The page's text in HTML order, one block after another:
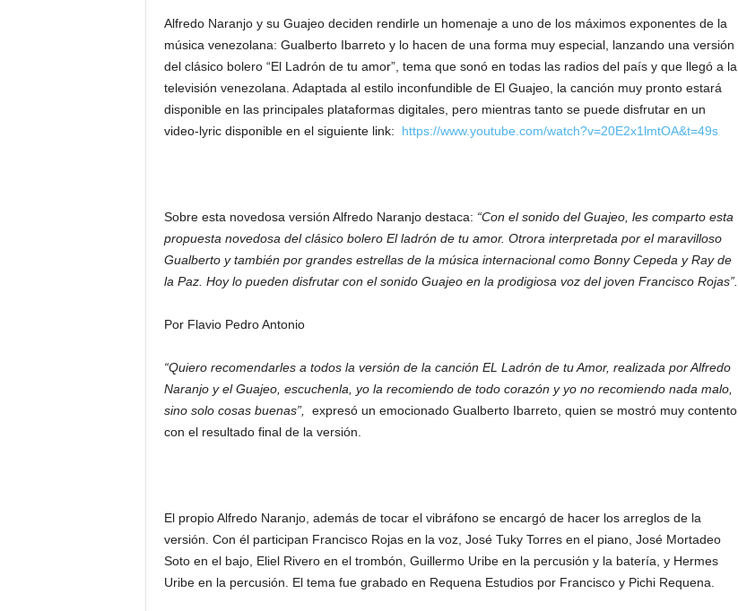
Alfredo Naranjo y su Guajeo deciden rendirle un homenaje a uno de los máximos exponentes de la
música venezolana: Gualberto Ibarreto y lo hacen de una forma muy especial, lanzando una versión
del clásico bolero “El Ladrón de tu amor”, tema que sonó en todas las radios del país y que llegó a la
televisión venezolana. Adaptada al estilo inconfundible de El Guajeo, la canción muy pronto estará
disponible en las principales plataformas digitales, pero mientras tanto se puede disfrutar en un
video-lyric disponible en el siguiente link: https://www.youtube.com/watch?v=20E2x1lmtOA&t=49s
Sobre esta novedosa versión Alfredo Naranjo destaca: “Con el sonido del Guajeo, les comparto esta
propuesta novedosa del clásico bolero El ladrón de tu amor. Otrora interpretada por el maravilloso
Gualberto y también por grandes estrellas de la música internacional como Bonny Cepeda y Ray de
la Paz. Hoy lo pueden disfrutar con el sonido Guajeo en la prodigiosa voz del joven Francisco Rojas”.
Por Flavio Pedro Antonio
“Quiero recomendarles a todos la versión de la canción EL Ladrón de tu Amor, realizada por Alfredo
Naranjo y el Guajeo, escuchenla, yo la recomiendo de todo corazón y yo no recomiendo nada malo,
sino solo cosas buenas”,
expresó un emocionado Gualberto Ibarreto, quien se mostró muy contento
con el resultado final de la versión.
El propio Alfredo Naranjo, además de tocar el vibráfono se encargó de hacer los arreglos de la
versión. Con él participan Francisco Rojas en la voz, José Tuky Torres en el piano, José Mortadeo
Soto en el bajo, Eliel Rivero en el trombón, Guillermo Uribe en la percusión y la batería, y Hermes
Uribe en la percusión. El tema fue grabado en Requena Estudios por Francisco y Pichi Requena.